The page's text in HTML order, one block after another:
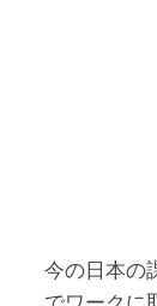
今の日本の